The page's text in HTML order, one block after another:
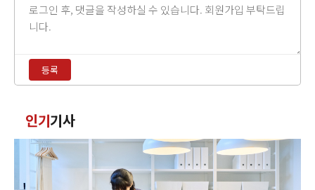
력
등록
글
인기기사